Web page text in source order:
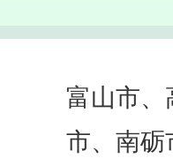
富山市
市、南